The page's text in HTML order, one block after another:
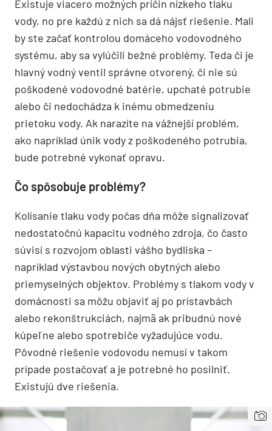
Existuje viacero možných príčin nízkeho tlaku
vody, no pre každú z nich sa dá nájsť riešenie. Mali
by ste začať kontrolou domáceho vodovodného
systému, aby sa vylúčili bežné problémy. Teda či je
hlavný vodný ventil správne otvorený, či nie sú
poškodené vodovodné batérie, upchaté potrubie
alebo či nedochádza k inému obmedzeniu
prietoku vody. Ak narazíte na vážnejší problém,
ako napríklad únik vody z poškodeného potrubia,
bude potrebné vykonať opravu.
Čo spôsobuje problémy?
Kolísanie tlaku vody počas dňa môže signalizovať
nedostatočnú kapacitu vodného zdroja, čo často
súvisí s rozvojom oblasti vášho bydliska –
napríklad výstavbou nových obytných alebo
priemyselných objektov. Problémy s tlakom vody v
domácnosti sa môžu objaviť aj po prístavbách
alebo rekonštrukciách, najmä ak pribudnú nové
kúpeľne alebo spotrebiče vyžadujúce vodu.
Pôvodné riešenie vodovodu nemusí v takom
prípade postačovať a je potrebné ho posilniť.
Existujú dve riešenia.